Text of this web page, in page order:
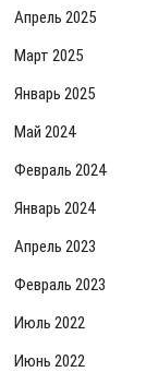
Апрель 2025
Март 2025
Январь 2025
Май 2024
Февраль 2024
Январь 2024
Апрель 2023
Февраль 2023
Июль 2022
Июнь 2022